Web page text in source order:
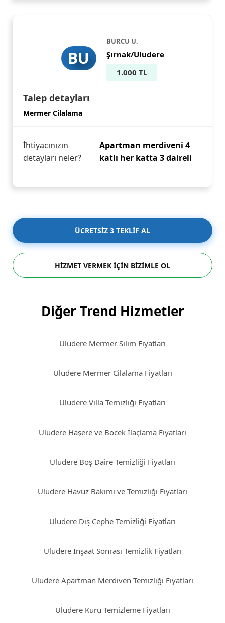
BU
BURCU U.
Şırnak/Uludere
1.000 TL
Talep detayları
Mermer Cilalama
İhtiyacınızın
detayları neler?
Apartman merdiveni 4
katlı her katta 3 daireli
ÜCRETSİZ 3 TEKLİF AL
HİZMET VERMEK İÇİN BİZİMLE OL
Diğer Trend Hizmetler
Uludere Mermer Silim Fiyatları
Uludere Mermer Cilalama Fiyatları
Uludere Villa Temizliği Fiyatları
Uludere Haşere ve Böcek İlaçlama Fiyatları
Uludere Boş Daire Temizliği Fiyatları
Uludere Havuz Bakımı ve Temizliği Fiyatları
Uludere Dış Cephe Temizliği Fiyatları
Uludere İnşaat Sonrası Temizlik Fiyatları
Uludere Apartman Merdiven Temizliği Fiyatları
Uludere Kuru Temizleme Fiyatları